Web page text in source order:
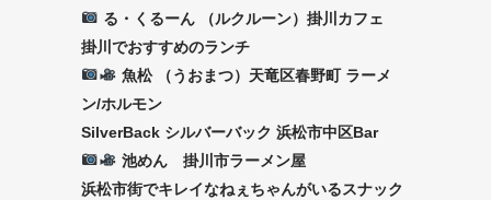
る・くるーん （ルクルーン）掛川カフェ
掛川でおすすめのランチ
魚松 （うおまつ）天竜区春野町 ラーメ
ン/ホルモン
SilverBack シルバーバック 浜松市中区Bar
池めん 掛川市ラーメン屋
浜松市街でキレイなねぇちゃんがいるスナック